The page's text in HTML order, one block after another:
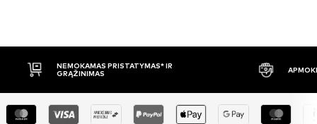
NEMOKAMAS PRISTATYMAS* IR
GRĄŽINIMAS